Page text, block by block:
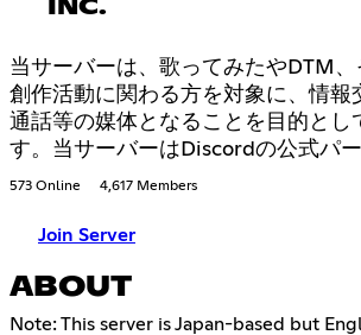
INC.
当サーバーは、歌ってみたやDTM
創作活動に関わる方を対象に、情報
通話等の媒体となることを目的とし
す。当サーバーはDiscordの公式パー
573 Online 4,617 Members
Join Server
ABOUT
Note: This server is Japan-based but